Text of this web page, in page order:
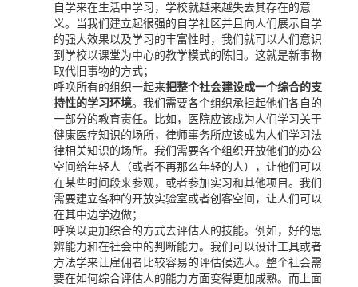
自学来在生活中学习，学校就越来越失去其存在的意
义。当我们建立起很强的自学社区并且向人们展示自学
的强大效果以及学习的丰富性时，我们就可以人们意识
到学校以课堂为中心的教学模式的陈旧。这就是新事物
取代旧事物的方式；
呼唤所有的组织一起来把整个社会建设成一个综合的支
持性的学习环境。我们需要各个组织承担起他们各自的
一部分的教育责任。比如，医院应该成为人们学习关于
健康医疗知识的场所，律师事务所应该成为人们学习法
律相关知识的场所。我们需要各个组织开放他们的办公
空间给年轻人（或者不再那么年轻的人），让他们可以
在某些时间段来参观，或者参加实习和其他项目。我们
需要建立各种的开放实验室或者创客空间，让人们可以
在其中边学边做；
呼唤以更加综合的方式去评估人的技能。例如，好的思
辨能力和在社会中的判断能力。我们可以设计工具或者
方法学来让雇佣者比较容易的评估候选人。整个社会需
要在如何综合评估人的能力方面变得更加成熟。而上面